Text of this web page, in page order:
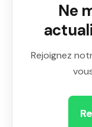
Ne
Rejoignez